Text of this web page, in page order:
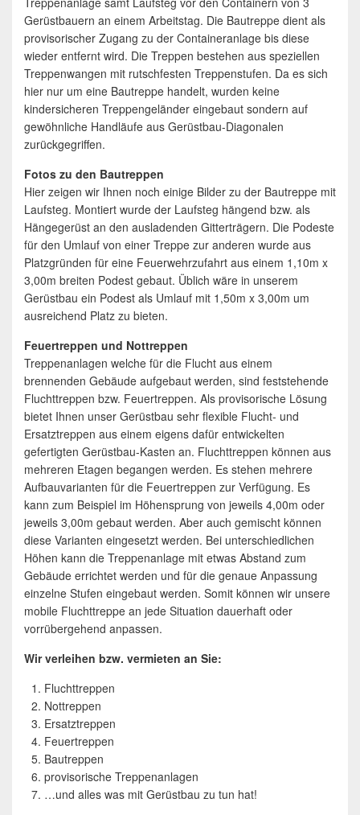
Gerüstbauern an einem Arbeitstag. Die Bautreppe dient als
provisorischer Zugang zu der Containeranlage bis diese
wieder entfernt wird. Die Treppen bestehen aus speziellen
Treppenwangen mit rutschfesten Treppenstufen. Da es sich
hier nur um eine Bautreppe handelt, wurden keine
kindersicheren Treppengeländer eingebaut sondern auf
gewöhnliche Handläufe aus Gerüstbau-Diagonalen
zurückgegriffen.
Fotos zu den Bautreppen
Hier zeigen wir Ihnen noch einige Bilder zu der Bautreppe mit
Laufsteg. Montiert wurde der Laufsteg hängend bzw. als
Hängegerüst an den ausladenden Gitterträgern. Die Podeste
für den Umlauf von einer Treppe zur anderen wurde aus
Platzgründen für eine Feuerwehrzufahrt aus einem 1,10m x
3,00m breiten Podest gebaut. Üblich wäre in unserem
Gerüstbau ein Podest als Umlauf mit 1,50m x 3,00m um
ausreichend Platz zu bieten.
Feuertreppen und Nottreppen
Treppenanlagen welche für die Flucht aus einem
brennenden Gebäude aufgebaut werden, sind feststehende
Fluchttreppen bzw. Feuertreppen. Als provisorische Lösung
bietet Ihnen unser Gerüstbau sehr flexible Flucht- und
Ersatztreppen aus einem eigens dafür entwickelten
gefertigten Gerüstbau-Kasten an. Fluchttreppen können aus
mehreren Etagen begangen werden. Es stehen mehrere
Aufbauvarianten für die Feuertreppen zur Verfügung. Es
kann zum Beispiel im Höhensprung von jeweils 4,00m oder
jeweils 3,00m gebaut werden. Aber auch gemischt können
diese Varianten eingesetzt werden. Bei unterschiedlichen
Höhen kann die Treppenanlage mit etwas Abstand zum
Gebäude errichtet werden und für die genaue Anpassung
einzelne Stufen eingebaut werden. Somit können wir unsere
mobile Fluchttreppe an jede Situation dauerhaft oder
vorrübergehend anpassen.
Wir verleihen bzw. vermieten an Sie:
Fluchttreppen
Nottreppen
Ersatztreppen
Feuertreppen
Bautreppen
provisorische Treppenanlagen
…und alles was mit Gerüstbau zu tun hat!